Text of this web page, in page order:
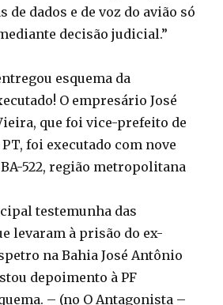
de dados e de voz do avião só
decisão judicial.”
esquema da
O empresário José
que foi vice-prefeito de
foi executado com nove
522, região metropolitana
testemunha das
levaram à prisão do ex-
na Bahia José Antônio
depoimento à PF
– (no O Antagonista –